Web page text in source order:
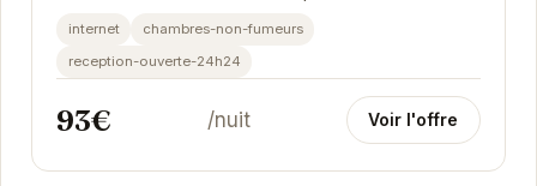
permet de profiter pleinement des attractions de...
internet
chambres-non-fumeurs
reception-ouverte-24h24
93€ /nuit Voir l'offre